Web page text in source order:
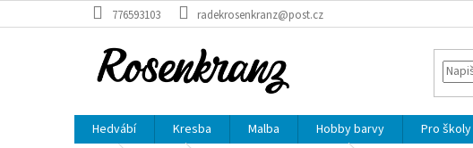
na
776593103 radekrosenkranz@post.cz
Hedvábí Kresba Malba Hobby barvy Pro školy